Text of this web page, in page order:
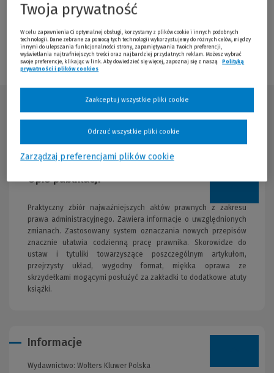
Powiadom o premierze
Opis publikacji
Praktyczny zbiór najważniejszych aktów prawnych z zakresu
prawa administracyjnego. Zawiera informacje o uwzględnionych
zmianach. Zastosowany system oznaczania nowych przepisów
znacznie ułatwia codzienną pracę prawnika. Skorowidze do
ustaw i tytuliki towarzyszące poszczególnym artykułom,
przejrzysty układ, wygodny format, miękka oprawa ze
skrzydełkami mogącymi posłużyć za zakładki to dodatkowe atuty
książki.
Informacje
Wydawnictwo: Wolters Kluwer Polska
Książka dostępna w różnych formatach
Przewodnik po formatach
Twoja prywatność
W celu zapewnienia Ci optymalnej obsługi, korzystamy z plików cookie i innych podobnych
technologii. Dane zebrane za pomocą tych technologii wykorzystujemy do różnych celów, między
innymi do ulepszania funkcjonalności strony, zapamiętywania Twoich preferencji,
wyświetlania najtrafniejszych treści oraz najbardziej przydatnych reklam. Możesz wybrać
swoje preferencje, klikając w link. Aby dowiedzieć się więcej, zapoznaj się z naszą
Polityką
prywatności i plików cookies
Zarządzaj preferencjami plików cookie
Odrzuć wszystkie pliki cookie
Zaakceptuj wszystkie pliki cookie